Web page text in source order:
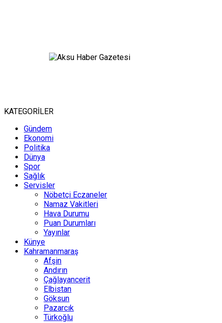
KATEGORİLER
Gündem
Ekonomi
Politika
Dünya
Spor
Sağlık
Servisler
Nöbetçi Eczaneler
Namaz Vakitleri
Hava Durumu
Puan Durumları
Yayınlar
Künye
Kahramanmaraş
Afşin
Andırın
Çağlayancerit
Elbistan
Göksun
Pazarcık
Türkoğlu